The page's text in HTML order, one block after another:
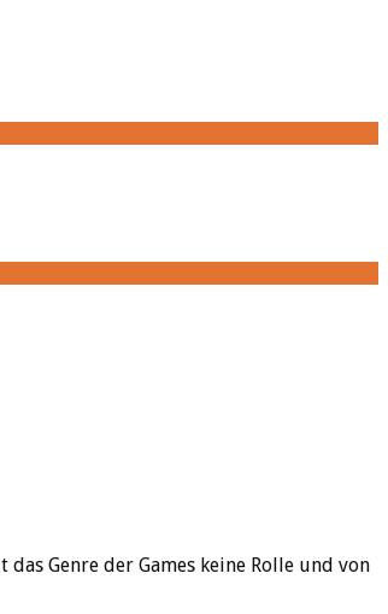
Genre der Games keine Rolle und von